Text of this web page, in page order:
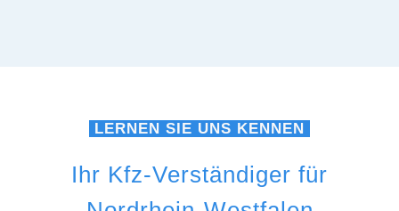
LERNEN SIE UNS KENNEN
Ihr Kfz-Verständiger für